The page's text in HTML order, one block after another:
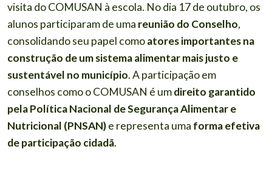
visita do COMUSAN à escola. No dia 17 de outubro, os
alunos participaram de uma reunião do Conselho,
consolidando seu papel comoatores importantes na
construção de um sistema alimentar mais justo e
sustentável no município. A participação em
conselhos como o COMUSAN é umdireito garantido
pela Política Nacional de Segurança Alimentar e
Nutricional (PNSAN)e representa uma forma efetiva
de participação cidadã.